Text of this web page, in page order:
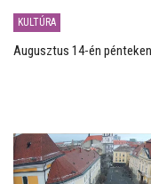
KULTÚRA
Augusztus 14-én